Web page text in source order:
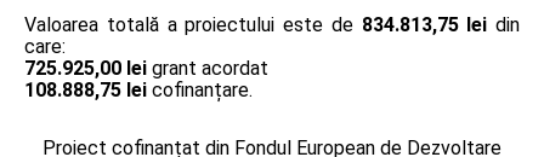
Valoarea totală a proiectului este de 834.813,75 lei din
care:
725.925,00 lei grant acordat
108.888,75 lei cofinanțare.
Proiect cofinanțat din Fondul European de Dezvoltare